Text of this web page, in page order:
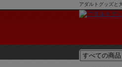
アダルトグッズと